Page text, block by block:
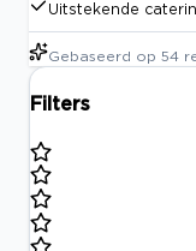
Uitstekende
Gebaseerd op 54
Filters